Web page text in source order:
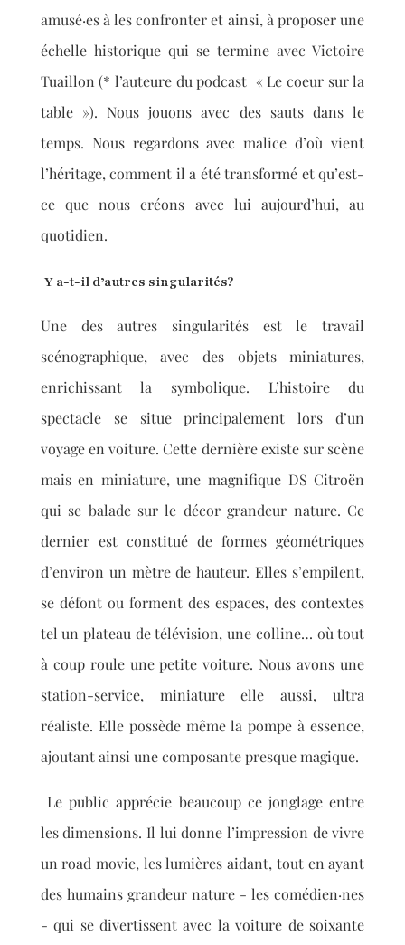
amusé·es à les confronter et ainsi, à proposer une
échelle historique qui se termine avec Victoire
Tuaillon (* l’auteure du podcast « Le coeur sur la
table »). Nous jouons avec des sauts dans le
temps. Nous regardons avec malice d’où vient
l’héritage, comment il a été transformé et qu’est-
ce que nous créons avec lui aujourd’hui, au
quotidien.
Y a-t-il d’autres singularités?
Une des autres singularités est le travail
scénographique, avec des objets miniatures,
enrichissant la symbolique. L’histoire du
spectacle se situe principalement lors d’un
voyage en voiture. Cette dernière existe sur scène
mais en miniature, une magnifique DS Citroën
qui se balade sur le décor grandeur nature. Ce
dernier est constitué de formes géométriques
d’environ un mètre de hauteur. Elles s’empilent,
se défont ou forment des espaces, des contextes
tel un plateau de télévision, une colline… où tout
à coup roule une petite voiture. Nous avons une
station-service, miniature elle aussi, ultra
réaliste. Elle possède même la pompe à essence,
ajoutant ainsi une composante presque magique.
Le public apprécie beaucoup ce jonglage entre
les dimensions. Il lui donne l’impression de vivre
un road movie, les lumières aidant, tout en ayant
des humains grandeur nature - les comédien·nes
- qui se divertissent avec la voiture de soixante